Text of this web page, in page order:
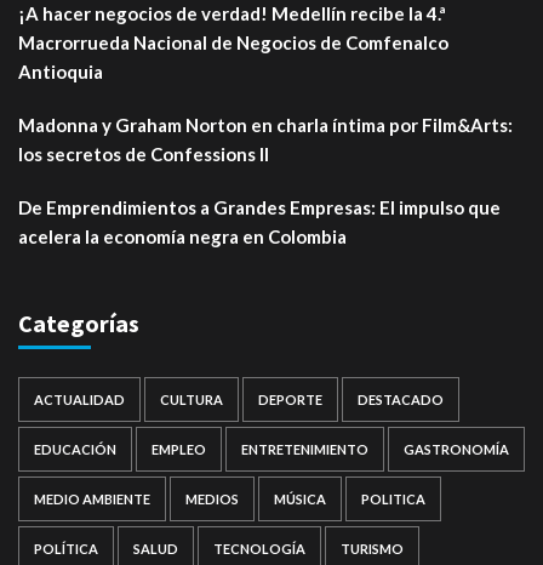
¡A hacer negocios de verdad! Medellín recibe la 4.ª
Macrorrueda Nacional de Negocios de Comfenalco
Antioquia
Madonna y Graham Norton en charla íntima por Film&Arts:
los secretos de Confessions II
De Emprendimientos a Grandes Empresas: El impulso que
acelera la economía negra en Colombia
Categorías
ACTUALIDAD CULTURA DEPORTE DESTACADO
EDUCACIÓN EMPLEO ENTRETENIMIENTO GASTRONOMÍA
MEDIO AMBIENTE MEDIOS MÚSICA POLITICA
POLÍTICA SALUD TECNOLOGÍA TURISMO